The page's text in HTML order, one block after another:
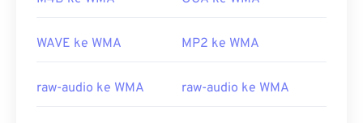
Dikembangkan oleh:
Microsoft
Tautan yang berguna:
WAVE ke WMA MP2 ke WMA
raw-audio ke WMA raw-audio ke WMA